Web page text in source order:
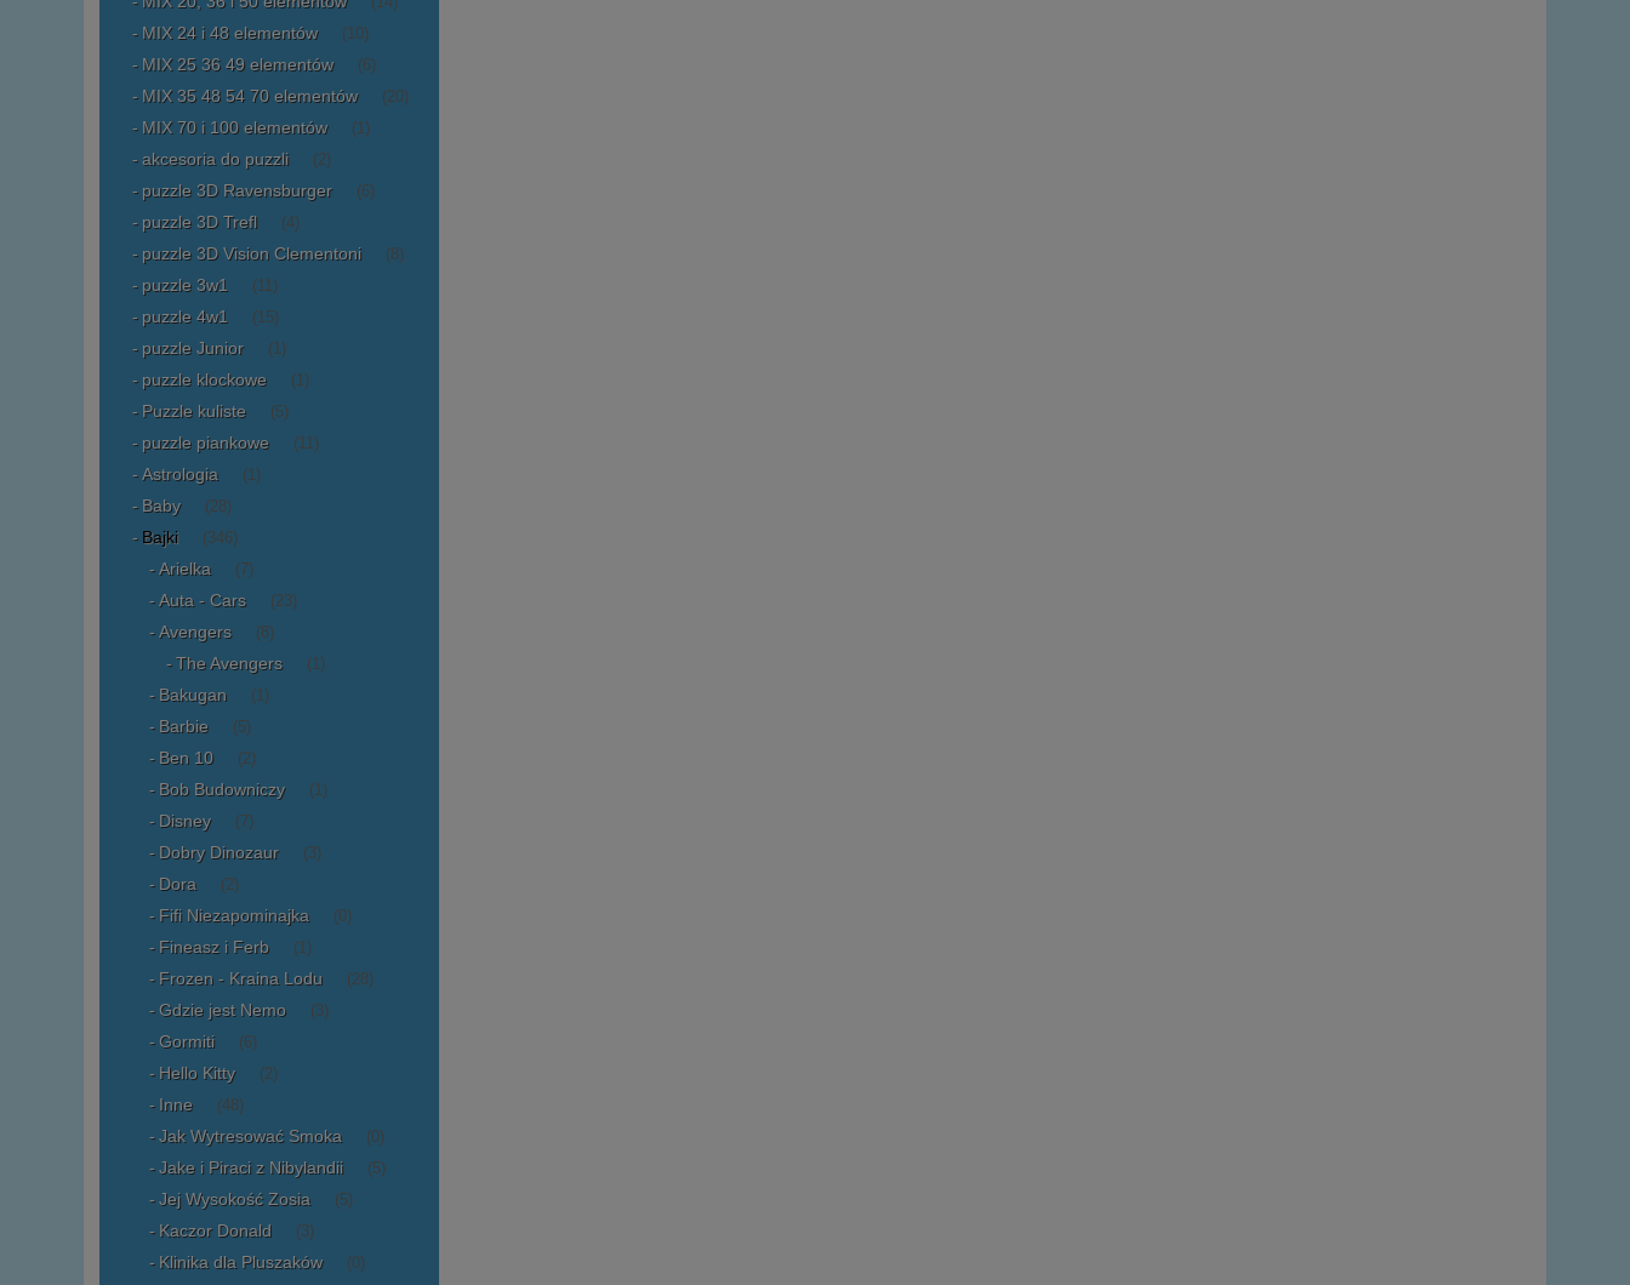
MIX 24 i 48 elementów (10)
MIX 25 36 49 elementów (6)
MIX 35 48 54 70 elementów (20)
MIX 70 i 100 elementów (1)
akcesoria do puzzli (2)
puzzle 3D Ravensburger (6)
puzzle 3D Trefl (4)
puzzle 3D Vision Clementoni (8)
puzzle 3w1 (11)
puzzle 4w1 (15)
puzzle Junior (1)
puzzle klockowe (1)
Puzzle kuliste (5)
puzzle piankowe (11)
Astrologia (1)
Baby (28)
Bajki (346)
Arielka (7)
Auta - Cars (23)
Avengers (8)
The Avengers (1)
Bakugan (1)
Barbie (5)
Ben 10 (2)
Bob Budowniczy (1)
Disney (7)
Dobry Dinozaur (3)
Dora (2)
Fifi Niezapominajka (0)
Fineasz i Ferb (1)
Frozen - Kraina Lodu (28)
Gdzie jest Nemo (3)
Gormiti (6)
Hello Kitty (2)
Inne (48)
Jak Wytresować Smoka (0)
Jake i Piraci z Nibylandii (5)
Jej Wysokość Zosia (5)
Kaczor Donald (3)
Klinika dla Pluszaków (0)